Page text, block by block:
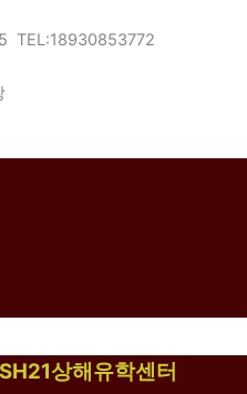
TEL:18930853772
상해유학센터